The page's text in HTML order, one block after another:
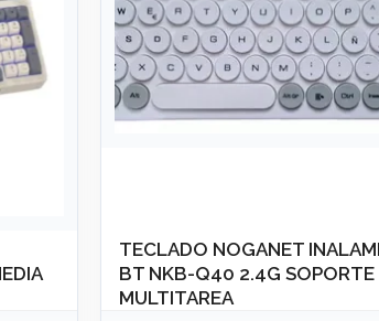
TECLADO NOGANET
BT NKB-Q40 2.4G SOPORTE
MULTITAREA